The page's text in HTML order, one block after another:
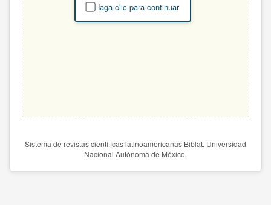
Haga clic para continuar
Sistema de revistas científicas latinoamericanas Biblat. Universidad
Nacional Autónoma de México.